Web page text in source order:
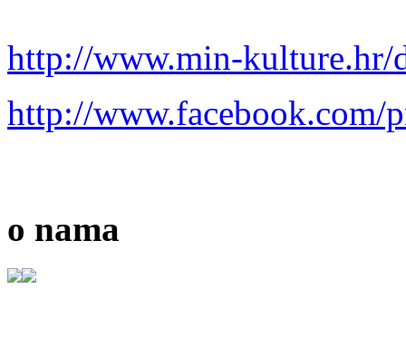
http://www.min-kulture.hr/
http://www.facebook.com/
o nama